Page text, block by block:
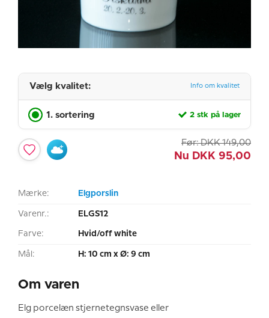
Vælg kvalitet: Info om kvalitet
1. sortering 2 stk på lager
Før: DKK 149,00
Nu DKK 95,00
Mærke: Elgporslin
Varenr.: ELGS12
Farve: Hvid/off white
Mål: H: 10 cm x Ø: 9 cm
Om varen
Elg porcelæn stjernetegnsvase eller